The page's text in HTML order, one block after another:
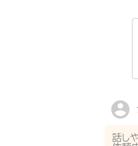
account_circle
話し